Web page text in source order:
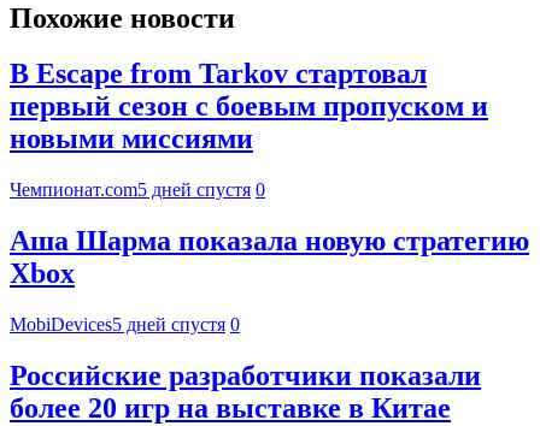
Похожие новости
В Escape from Tarkov стартовал
первый сезон с боевым пропуском и
новыми миссиями
Чемпионат.com5 дней спустя 0
Аша Шарма показала новую стратегию
Xbox
MobiDevices5 дней спустя 0
Российские разработчики показали
более 20 игр на выставке в Китае